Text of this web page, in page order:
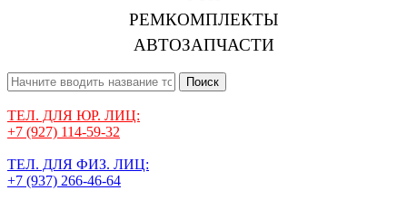
РЕМКОМПЛЕКТЫ
АВТОЗАПЧАСТИ
Поиск
ТЕЛ. ДЛЯ ЮР. ЛИЦ:
+7 (927) 114-59-32
ТЕЛ. ДЛЯ ФИЗ. ЛИЦ:
+7 (937) 266-46-64